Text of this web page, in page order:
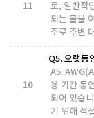
11
로, 일반적
되는 물을
주로 주변
10
Q5. 오랫동
A5.
용 기간 동
되어 있습
기 위해 적